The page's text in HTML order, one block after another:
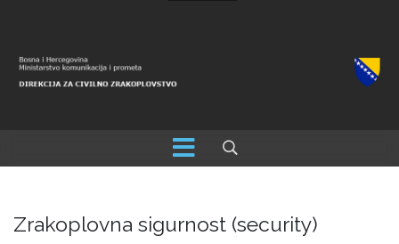
Zrakoplovna sigurnost (security)